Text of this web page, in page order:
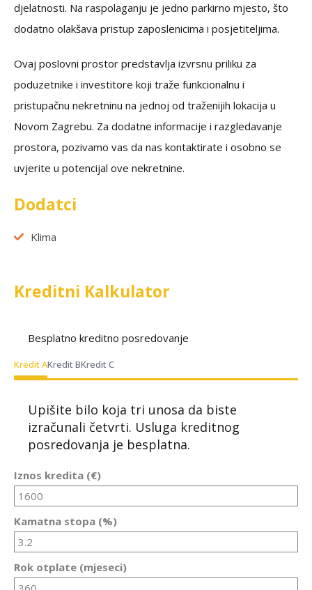
djelatnosti. Na raspolaganju je jedno parkirno mjesto, što
dodatno olakšava pristup zaposlenicima i posjetiteljima.
Ovaj poslovni prostor predstavlja izvrsnu priliku za
poduzetnike i investitore koji traže funkcionalnu i
pristupačnu nekretninu na jednoj od traženijih lokacija u
Novom Zagrebu. Za dodatne informacije i razgledavanje
prostora, pozivamo vas da nas kontaktirate i osobno se
uvjerite u potencijal ove nekretnine.
Dodatci
Klima
Kreditni Kalkulator
Besplatno kreditno posredovanje
Kredit AKredit BKredit C
Upišite bilo koja tri unosa da biste
izračunali četvrti. Usluga kreditnog
posredovanja je besplatna.
Iznos kredita (€)
Kamatna stopa (%)
Rok otplate (mjeseci)